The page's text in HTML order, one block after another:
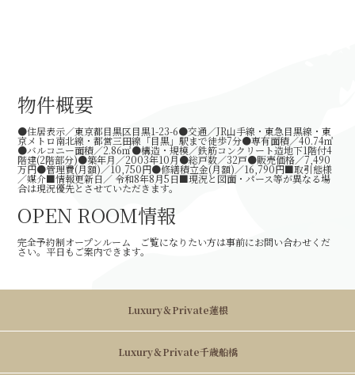
物件概要
●住居表示／東京都目黒区目黒1-23-6●交通／JR山手線・東急目黒線・東
京メトロ南北線・都営三田線「目黒」駅まで徒歩7分●専有面積／40.74㎡
●バルコニー面積／2.86㎡●構造・規模／鉄筋コンクリート造地下1階付4
階建(2階部分)●築年月／2003年10月●総戸数／32戸●販売価格／7,490
万円●管理費(月額)／10,750円●修繕積立金(月額)／16,790円■取引態様
／媒介■情報更新日／令和8年8月5日■現況と図面・パース等が異なる場
合は現況優先とさせていただきます。
OPEN ROOM情報
完全予約制オープンルーム ご覧になりたい方は事前にお問い合わせくだ
さい。平日もご案内できます。
Luxury＆Private蓮根
Luxury＆Private千歳船橋